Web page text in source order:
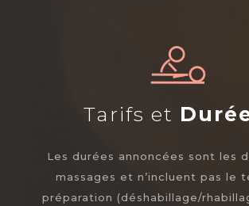
Tarifs et
Les durées annoncées sont les
massages et n’incluent pas le
préparation (déshabillage/